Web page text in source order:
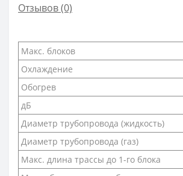
Отзывов (0)
Макс. блоков
Охлаждение
Обогрев
дБ
Диаметр трубопровода (жидкость)
Диаметр трубопровода (газ)
Макс. длина трассы до 1-го блока